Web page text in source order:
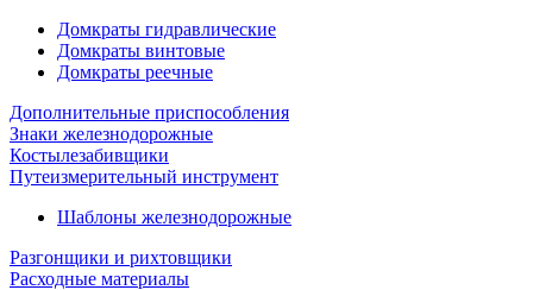
Домкраты гидравлические
Домкраты винтовые
Домкраты реечные
Дополнительные приспособления
Знаки железнодорожные
Костылезабивщики
Путеизмерительный инструмент
Шаблоны железнодорожные
Разгонщики и рихтовщики
Расходные материалы